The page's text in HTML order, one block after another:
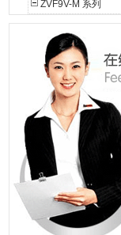
ZVF9V-M 系列